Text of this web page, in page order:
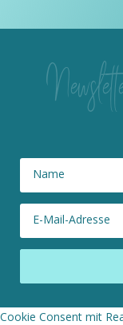
Cookie Consent mit